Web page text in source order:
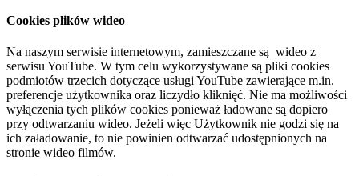
Cookies plików wideo
Na naszym serwisie internetowym, zamieszczane są wideo z
serwisu YouTube. W tym celu wykorzystywane są pliki cookies
podmiotów trzecich dotyczące usługi YouTube zawierające m.in.
preferencje użytkownika oraz liczydło kliknięć. Nie ma możliwości
wyłączenia tych plików cookies ponieważ ładowane są dopiero
przy odtwarzaniu wideo. Jeżeli więc Użytkownik nie godzi się na
ich załadowanie, to nie powinien odtwarzać udostępnionych na
stronie wideo filmów.